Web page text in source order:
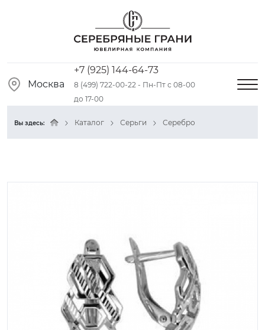
Москва
+7 (925) 144-64-73
8 (499) 722-00-22 - Пн-Пт с 08-00
до 17-00
Вы здесь: Каталог Серьги Серебро